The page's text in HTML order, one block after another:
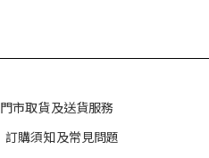
門市取貨及送貨服務
訂購須知及常見問題